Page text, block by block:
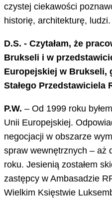
czystej ciekawości
historię, architekturę, ludzi.
D.S. - Czytałam, że
Brukseli i w
Europejskiej w Brukseli,
Stałego Przedstawiciela
P.W. – Od 1999 roku
Unii Europejskiej.
negocjacji w obszarze
spraw wewnętrznych – aż
roku. Jesienią zostałem
zastępcy w Ambasadzie
Wielkim Księstwie